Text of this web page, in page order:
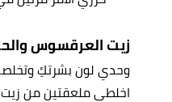
زيت العرقسوس
وحدي لون بشرتكِ
اخلطي ملعقتين من